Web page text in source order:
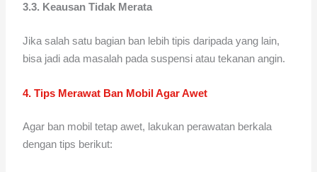
3.3. Keausan Tidak Merata
Jika salah satu bagian ban lebih tipis daripada yang lain,
bisa jadi ada masalah pada suspensi atau tekanan angin.
4. Tips Merawat Ban Mobil Agar Awet
Agar ban mobil tetap awet, lakukan perawatan berkala
dengan tips berikut: